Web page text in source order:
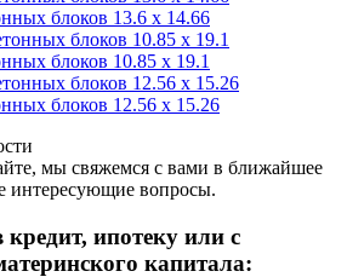
блоков 13.6 х 14.66
блоков 10.85 х 19.1
блоков 12.56 х 15.26
мы свяжемся с вами в ближайшее
интересующие вопросы.
ипотеку или с
капитала: